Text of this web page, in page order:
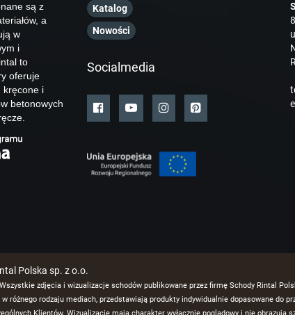
są z
a
w
i
to
oferuje
kręcone i
betonowych
Katalog
Nowości
Socialmedia
Polska sp. z o.o.
zdjęcia i wizualizacje schodów publikowane przez firmę Schody Rintal
różnego rodzaju mediach, przedstawiają produkty indywidualnie dopasowane do